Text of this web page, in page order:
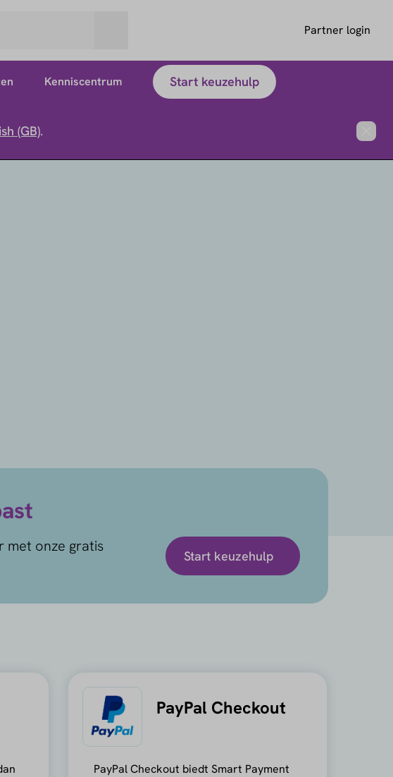
(GB).
Partner login
Kenniscentrum Start keuzehulp
met onze gratis
Start keuzehulp
PayPal Checkout
PayPal Checkout biedt Smart Payment